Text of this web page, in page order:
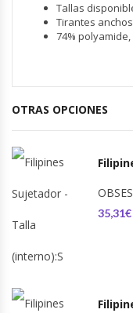
Tallas
Tirantes
74%
OTRAS OPCIONES
35,31€